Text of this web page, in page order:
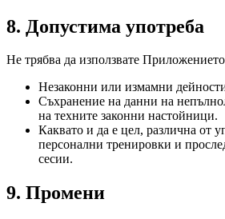
8. Допустима употреба
Не трябва да използвате Приложението
Незаконни или измамни
Съхранение на данни на
на техните законни настойници.
Каквато и да е цел, различна от
персонални тренировки и
сесии.
9. Промени